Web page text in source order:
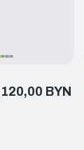
120,00 BYN